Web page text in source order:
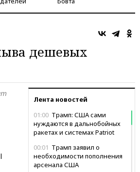
дешевых
Лента новостей
01:00 Трамп: США сами
нуждаются в дальнобойных
ракетах и системах Patriot
00:01 Трамп заявил о
необходимости пополнения
арсенала США